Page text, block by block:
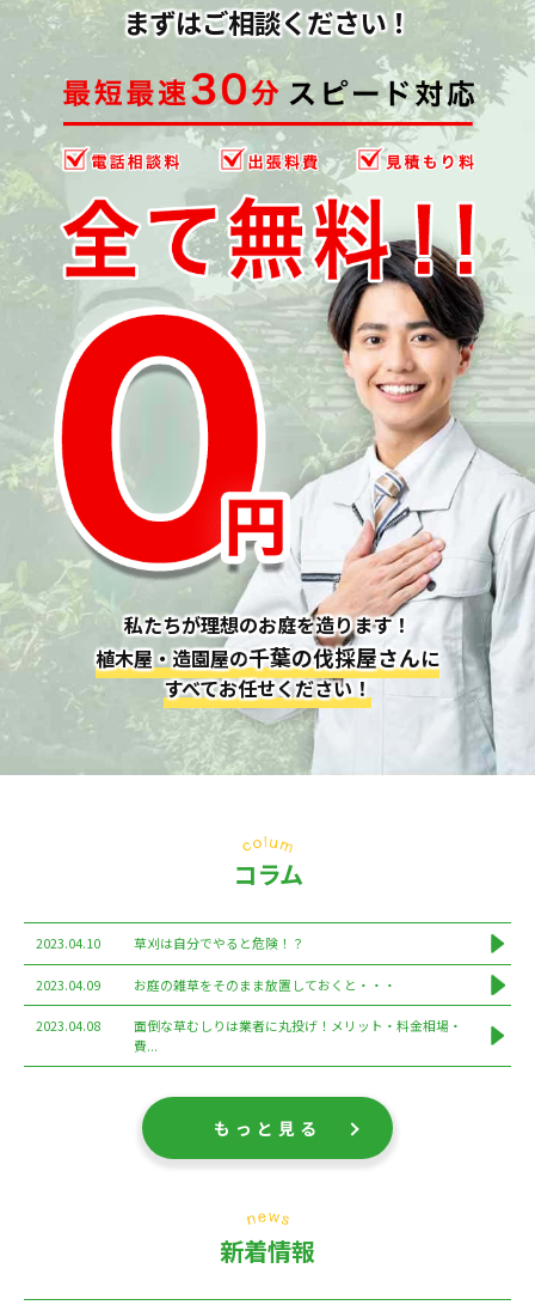
まずはご相談ください！
私たちが理想のお庭を造ります！
植木屋・造園屋の千葉の伐採屋さんに
すべてお任せください！
コラム
2023.04.10 草刈は自分でやると危険！？
2023.04.09 お庭の雑草をそのまま放置しておくと・・・
2023.04.08
面倒な草むしりは業者に丸投げ！メリット・料金相場・
費...
もっと見る
新着情報